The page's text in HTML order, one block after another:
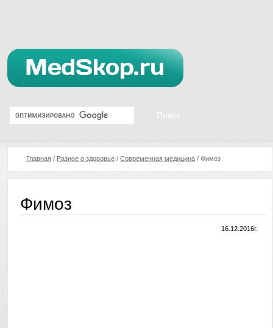
Главная / Разное о здоровье /Современная медицина /Фимоз
Фимоз
16.12.2016г.